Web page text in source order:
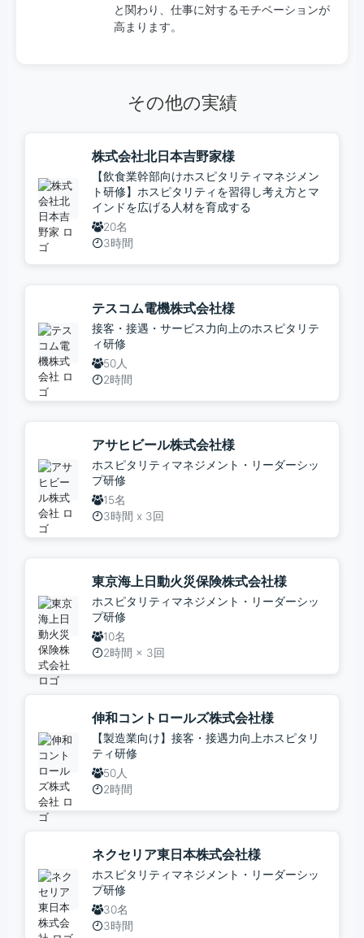
と関わり、仕事に対するモチベーションが
高まります。
その他の実績
株式会社北日本吉野家様
【飲食業幹部向けホスピタリティマネジメン
ト研修】ホスピタリティを習得し考え方とマ
インドを広げる人材を育成する
20名
3時間
テスコム電機株式会社様
接客・接遇・サービス力向上のホスピタリテ
ィ研修
50人
2時間
アサヒビール株式会社様
ホスピタリティマネジメント・リーダーシッ
プ研修
15名
3時間 x 3回
東京海上日動火災保険株式会社様
ホスピタリティマネジメント・リーダーシッ
プ研修
10名
2時間 × 3回
伸和コントロールズ株式会社様
【製造業向け】接客・接遇力向上ホスピタリ
ティ研修
50人
2時間
ネクセリア東日本株式会社様
ホスピタリティマネジメント・リーダーシッ
プ研修
30名
3時間